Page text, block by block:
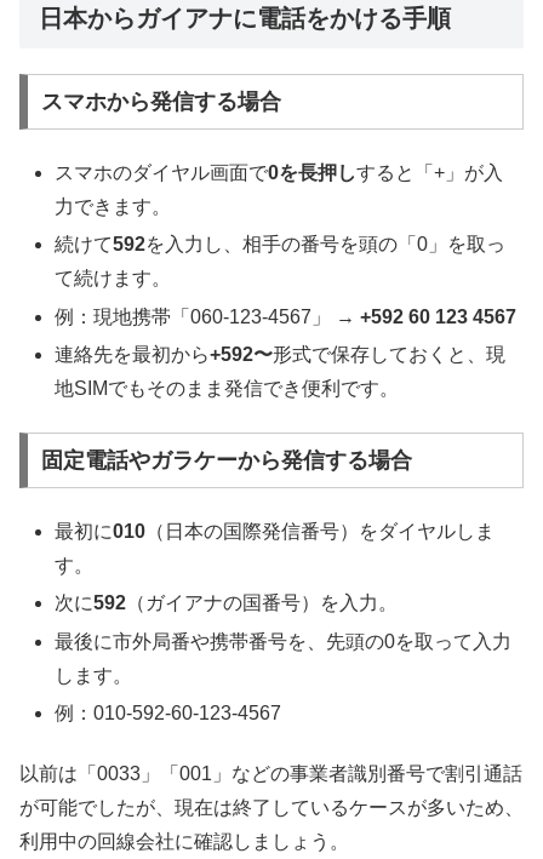
日本からガイアナに電話をかける手順
スマホから発信する場合
スマホのダイヤル画面で0を長押しすると「+」が入
力できます。
続けて592を入力し、相手の番号を頭の「0」を取っ
て続けます。
例：現地携帯「060-123-4567」 →+592 60 123 4567
連絡先を最初から+592〜形式で保存しておくと、現
地SIMでもそのまま発信でき便利です。
固定電話やガラケーから発信する場合
最初に010 （日本の国際発信番号）をダイヤルしま
す。
次に592 （ガイアナの国番号）を入力。
最後に市外局番や携帯番号を、先頭の0を取って入力
します。
例：010-592-60-123-4567
以前は「0033」「001」などの事業者識別番号で割引通話
が可能でしたが、現在は終了しているケースが多いため、
利用中の回線会社に確認しましょう。